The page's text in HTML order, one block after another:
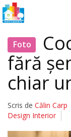
Foto
fără
chiar
Scris de Călin Carp
Design Interior